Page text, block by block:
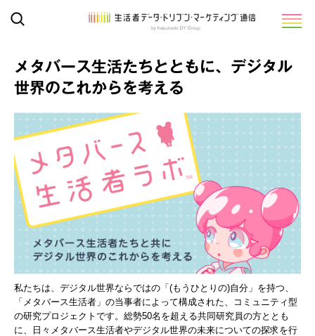
メタバース生活たちとともに、デジタル
世界のこれからを考える
私たちは、デジタル世界ならではの「(もうひとりの)自分」を持つ、
「メタバース生活者」の当事者によって構成された、コミュニティ型
の研究プロジェクトです。総勢50名を超える共同研究員の方ととも
に、日々メタバース生活者やデジタル世界の未来についての探求を行